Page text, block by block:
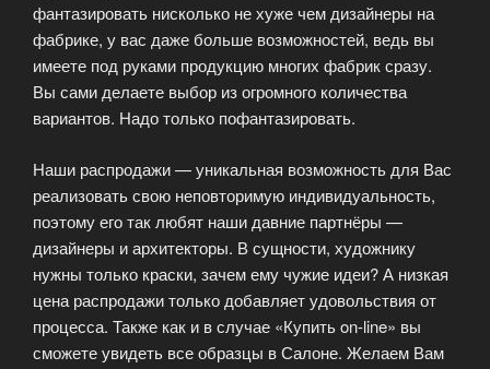
фантазировать нисколько не хуже чем дизайнеры на
фабрике, у вас даже больше возможностей, ведь вы
имеете под руками продукцию многих фабрик сразу.
Вы сами делаете выбор из огромного количества
вариантов. Надо только пофантазировать.
Наши распродажи — уникальная возможность для Вас
реализовать свою неповторимую индивидуальность,
поэтому его так любят наши давние партнёры —
дизайнеры и архитекторы. В сущности, художнику
нужны только краски, зачем ему чужие идеи? А низкая
цена распродажи только добавляет удовольствия от
процесса. Также как и в случае «Купить on-line» вы
сможете увидеть все образцы в Салоне. Желаем Вам